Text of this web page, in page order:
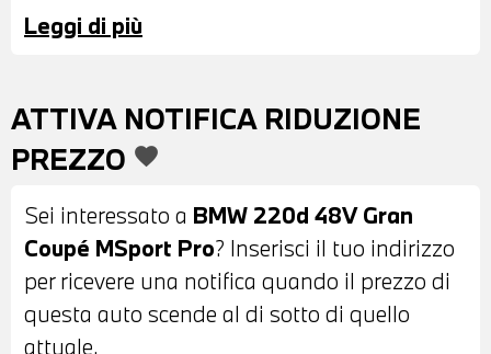
CERCHI IN LEGA DA 19" - IMPIANTO
INDIVIDUAL SHADOW LINE -
RETROVISORI ESTERNI RIPIEGABILI
VETRI POSTERIORI E LUNOTTO
OSCURATI - SENSORI DI PARCHEGGIO
ANTERIORI E POSTERIORI - TELECAMERA
POSTERIORE - COMFORT ACCESS
Leggi di più
ATTIVA NOTIFICA RIDUZIONE
PREZZO favorite
Sei interessato a BMW 220d 48V Gran
Coupé MSport Pro? Inserisci il tuo indirizzo
per ricevere una notifica quando il prezzo di
questa auto scende al di sotto di quello
attuale.